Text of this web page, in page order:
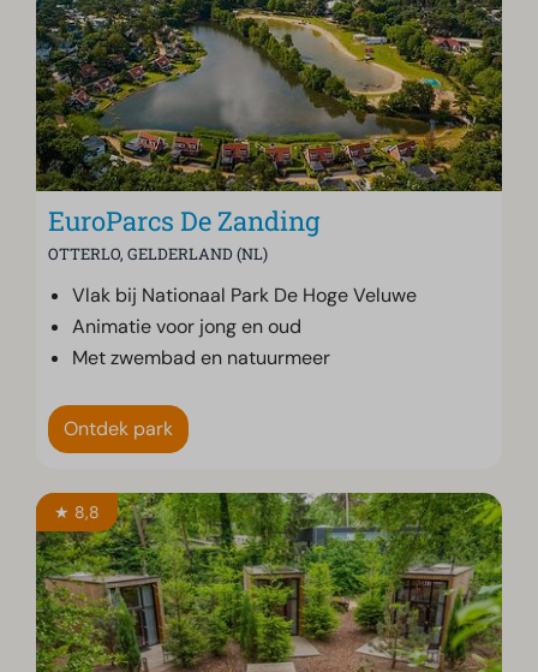
EuroParcs De Zanding
OTTERLO, GELDERLAND (NL)
Vlak bij Nationaal Park De Hoge Veluwe
Animatie voor jong en oud
Met zwembad en natuurmeer
Ontdek park
★ 8,8